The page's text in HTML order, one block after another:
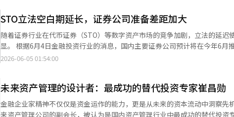
国落后，不仅仅是失去区块链产业的竞争力，甚至可能在未来的全球支付网
大意义在于开始将稳定币视为“金融秩序的问题”。如今，稳定币不仅仅是
算、国债市场、数字贸易和平台经济相关的巨大结构变化的一部分。目前，
货币担保型。以美元、国债、存款等作为担保发行。这种方式稳定性最高，
保型。以比特币或以太坊等虚拟资产作为担保。虽然具有去中心化的优点，
第四种模型进行运作。尤其是美国将民间稳定币与国债市场结合，而中国则
国需要借鉴的关键在于生态系统战略，而非技术。韩国没有像美国那样的美
制力。相反，韩国在内容和平台竞争力方面具有优势。因此，韩国需要构建
着新的金融服务的出现，支撑这些服务的市场基础设施将变得更加重要。”
环境的变化，持续提升基础设施。” “国民财富300万亿……在海外也要安全” 韩国投资者对美国股票的投资规模约
为2000亿美元（约300万亿韩元）。李允洙所长表示：“现在是国民财富
算所的角色也在向海外扩展。 他强调：“国民财富不能仅仅交给海外保管机构。”他表示：“安全的保管和结算，以
及保护投资者的权利，包括分红和表决权，是证券结算所的重要角色。” 随着美国市场结算周期缩短(T+1)和交易时
环境的变化，持续提升基础设施。”他承诺：“将集中力量为国民财富提供更安全的管理
施是市场竞争力” 在整个采访过程中，李所长最强调的就是“市场信任”。他解释道，改善市场可达性、缩短结算周
期、建立代币证券平台，最终都是为了创造一个投资者可以信任并参与的市场。 他指出：“优秀的企业和充足
者的角色。”他形容这是“消费者与投资者共同成为市场推广者的参与型结构。” 然而，金代表指出，房地产
场的成长需要投资者的信任。他表示：“过去，币圈市场也曾让投资者感到
强调：“STO也需要与证券公司合作、投资者资金分离、内部控制等系统的
展。” 目前，PIECO正在为STO制度化的业务要求做准备。关于非货币信托收益证券发行的资本市场法和电子证券法
修订案仍在国会审议中。金代表表示：“一旦STO制度化完成，我们将不再
产STO业务的核心在于能否获取优质资产，投资者必须能够以有吸引力的价
业房地产STO，企业必须先获取资产，因此资金实力至关重要。他表示：“
购买，这需要充足的资金筹措能力。”他补充道：“PIECO最近与新加坡金
和预测未来风险的企业。保险金的支付由AI判断，资产管理也由AI执行。客
所强调的数字金融，最终可以看作是为未来做准备的过程。最近，汉华金融
字资产领域，这也是同样的逻辑。汉华投资证券通过增持Dunamu的股份，
这是一项旨在增强数字金融竞争力和实现业务协同的战略投资。 这不仅仅是
的押注。正如银行与互联网的结合，未来金融将与区块链和AI相结合。金东
态系统中频繁出现。 实际上，他参与达沃斯论坛和全球网络活动近十年，与
领导者建立了关系。 最近，他在达沃斯论坛上与美国Web3和金融科技专业
建立了合作关系，开始扩大全球金融科技投资。 这种举动与传统金融人有
场份额的扩大，而金东元社长从一开始就将海外作为舞台。越南和印度尼西
导的KDX联盟与NXT联盟正在准备正式申请。随着明年2月制度的正式实施，市场的
人士指出，确保“发行公司”比平台更为重要。即使流通平台已建立，如果
实际上，代币证券市场的发行基础正在逐渐萎缩，与制度化的期待相悖。 一个典型的例子是Funble。自2021年5月
金融委员会指定为创新金融服务以来，Funble在房地产基础的信托收益证券
宣布结束服务。从市场形成初期就持续经营的企业在制度化的门槛前停业，反映
设定的许可标准对于以初创企业为主的碎片投资公司而言，难以承受。 例如，企业需提交三年的财务预测报表以获得
发行许可，实际上必须证明在三年内能够实现盈利。然而，目前在碎片投资
一位业内人士表示：“在公开募资佣金仅为1%的情况下，若要承担每年数
STO立法空白期延长，证券公司准备差距加大
随着证券行业在代币证券（STO）等数字资产市场的竞争加剧，立法的延迟
显。 根据6月4日金融投资行业的消息，国内主要证券公司预计将在今年6月推出与STO相关的指导方针和结算基础设
施的监管规定，因此正在进行移动交易系统（MTS）的改进等平台建设。 然而，由于6月初举行的地方选举影响，政
选举和政局重组上，国会层面的制度化讨论已全面中断。由于原本行业提出
等到选举结束后才能重新显现。” 在这种制度化停滞的空白期内，各证券公司的内部组织整顿和人力投入情况因公司
规模和战略的不同而存在极大差异。 一些中型证券公司通过大胆的人力投资，已经建立了与大型公司相媲美的专门团
2026-06-05 01:54:00
未来资产管理的设计者：最成功的替代投资专家崔昌勋
金融企业家精神不仅仅是资金运作的能力，更是从未来的资本流动中洞察先
来资产管理公司的副会长，被认为是国内资产管理行业中最成功的替代投资